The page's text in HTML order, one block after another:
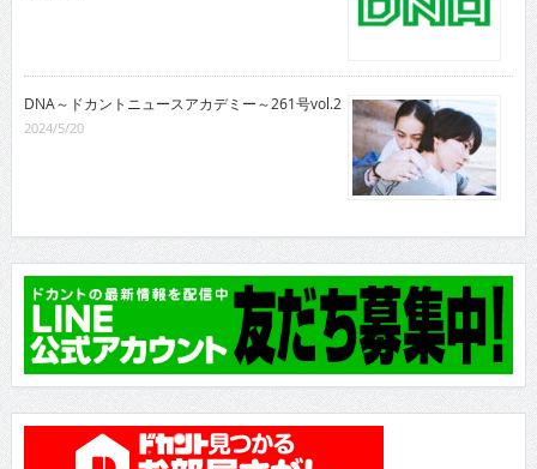
DNA～ドカントニュースアカデミー～261号vol.2
2024/5/20